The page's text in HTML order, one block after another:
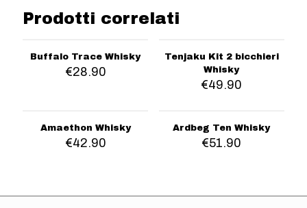
Prodotti correlati
Buffalo Trace Whisky
€28.90
Tenjaku Kit 2 bicchieri
Whisky
€49.90
Amaethon Whisky
€42.90
Ardbeg Ten Whisky
€51.90